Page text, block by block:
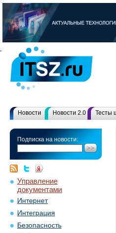
Новости Новости 2.0 Тесты
Подписка на новости:
Управление
документами
Интернет
Интеграция
Безопасность